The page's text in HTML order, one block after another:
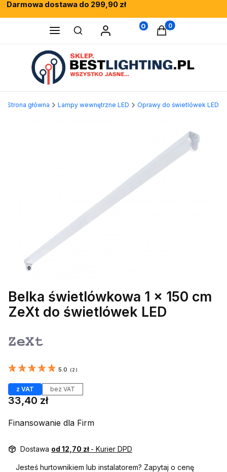
Darmowa dostawa do 299,90 zł
Rewelacyjne opinie klientów
Fachowe doradztwo
Otwórz wyszukiwarkę
0 Produkty w
Strona główna Lampy wewnętrzne LED Oprawy do świetlówek LED
Belka świetlówkowa 1 x 150 cm
ZeXt do świetlówek LED
5.0 ( 2 )
z VAT bez VAT
Cena
33,40 zł
Finansowanie dla Firm
Dostawa od 12,70 zł - Kurier DPD
Jesteś hurtownikiem lub instalatorem? Zapytaj o cenę